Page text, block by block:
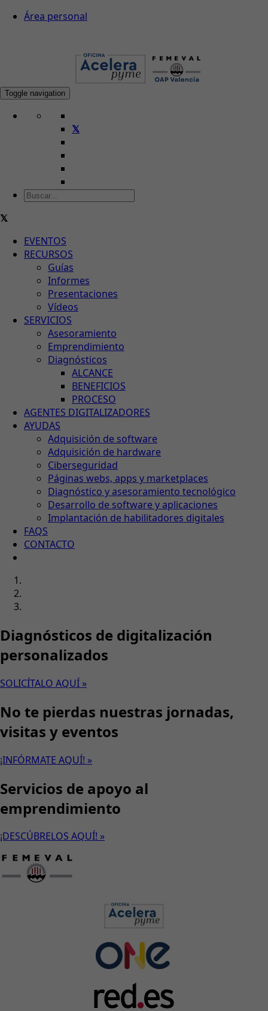
Área personal
Toggle navigation
EVENTOS
RECURSOS
Guías
Informes
Presentaciones
Vídeos
SERVICIOS
Asesoramiento
Emprendimiento
Diagnósticos
ALCANCE
BENEFICIOS
PROCESO
AGENTES DIGITALIZADORES
AYUDAS
Adquisición de software
Adquisición de hardware
Ciberseguridad
Páginas webs, apps y marketplaces
Diagnóstico y asesoramiento tecnológico
Desarrollo de software y aplicaciones
Implantación de habilitadores digitales
FAQS
CONTACTO
Diagnósticos de digitalización
personalizados
SOLICÍTALO AQUÍ »
No te pierdas nuestras jornadas,
visitas y eventos
¡INFÓRMATE AQUÍ! »
Servicios de apoyo al
emprendimiento
¡DESCÚBRELOS AQUÍ! »